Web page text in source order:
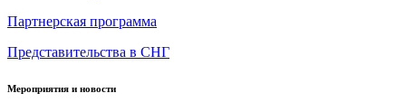
Партнерская программа
Представительства в СНГ
Мероприятия и новости